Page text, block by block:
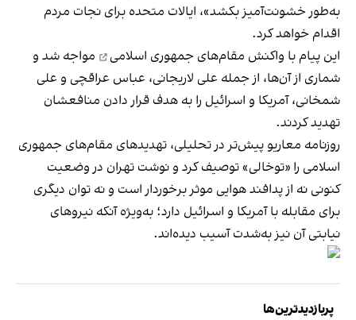
به‌طور خشونت‌آمیز بکشد»، ایالات متحده برای نجات مردم
اقدام خواهد کرد.
این پیام با واکنش مقام‌های جمهوری اسلامی
مواجه شد و
شماری از آن‌ها، از جمله علی لاریجانی، عباس عراقچی و علی
شمخانی، آمریکا و اسرائیل را به هدف قرار دادن منافعشان
تهدید کردند.
روزنامه معاریو پیش‌تر در تحلیلی، تهدیدهای مقام‌های جمهوری
اسلامی را «توخالی» توصیف کرد و نوشت تهران در وضعیت
کنونی نه از پدافند هوایی موثر برخوردار است و نه توان دیگری
برای مقابله با آمریکا و اسرائیل دارد؛ به‌ویژه آنکه نیروهای
نیابتی آن نیز به‌شدت آسیب دیده‌اند.
پربازدیدترین‌ها